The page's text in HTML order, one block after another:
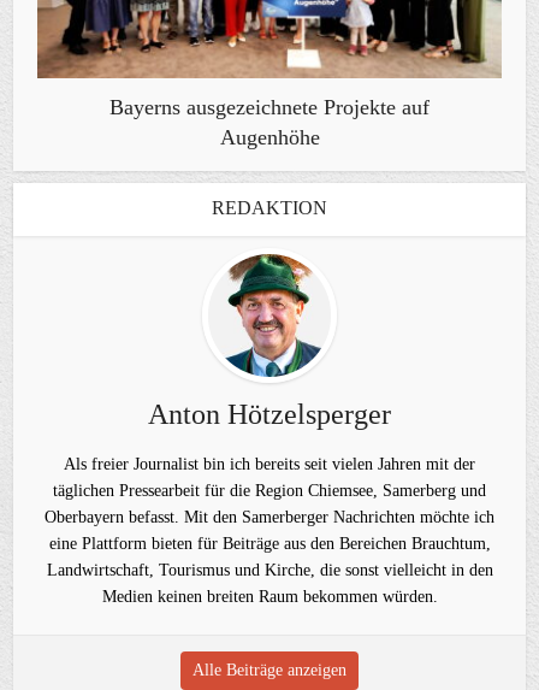
Bayerns ausgezeichnete Projekte auf
Augenhöhe
REDAKTION
Anton Hötzelsperger
Als freier Journalist bin ich bereits seit vielen Jahren mit der
täglichen Pressearbeit für die Region Chiemsee, Samerberg und
Oberbayern befasst. Mit den Samerberger Nachrichten möchte ich
eine Plattform bieten für Beiträge aus den Bereichen Brauchtum,
Landwirtschaft, Tourismus und Kirche, die sonst vielleicht in den
Medien keinen breiten Raum bekommen würden.
Alle Beiträge anzeigen